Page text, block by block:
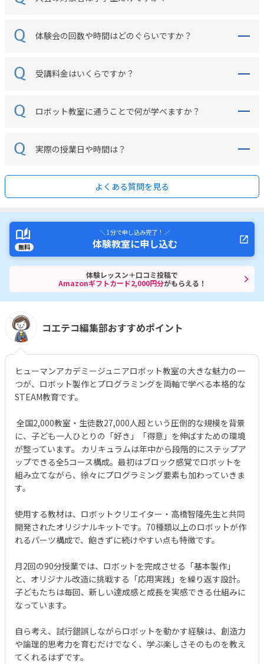
体験会の回数や時間はどのぐらいですか？
受講料金はいくらですか？
ロボット教室に通うことで何が学べますか？
実際の授業日や時間は？
よくある質問を見る
無料
＼ 1分で申し込み完了！ ／
体験教室に申し込む
体験レッスン＋口コミ投稿で
Amazonギフトカード2,000円分がもらえる！
コエテコ編集部おすすめポイント
ヒューマンアカデミージュニアロボット教室の大きな魅力の一
つが、ロボット製作とプログラミングを両軸で学べる本格的な
STEAM教育です。
全国2,000教室・生徒数27,000人超という圧倒的な規模を背景
に、子ども一人ひとりの「好き」「得意」を伸ばすための環境
が整っています。 カリキュラムは年中から段階的にステップア
ップできる全5コース構成。最初はブロック感覚でロボットを
組み立てながら、徐々にプログラミング要素も加わっていきま
す。
使用する教材は、ロボットクリエイター・高橋智隆先生と共同
開発されたオリジナルキットです。70種類以上のロボットが作
れるパーツ構成で、飽きずに続けやすい点も特徴です。
月2回の90分授業では、ロボットを完成させる「基本製作」
と、オリジナル改造に挑戦する「応用実践」を繰り返す設計。
子どもたちは毎回、新しい達成感と成長を実感できる仕組みに
なっています。
自ら考え、試行錯誤しながらロボットを動かす経験は、創造力
や論理的思考力を育むだけでなく、学ぶ楽しさそのものを教え
てくれるはずです。